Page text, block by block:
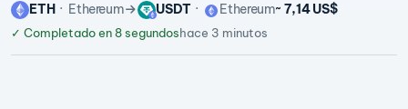
ETH Ethereum USDT Ethereum~ 7,14 US$
✓ Completado en 8 segundoshace 3 minutos